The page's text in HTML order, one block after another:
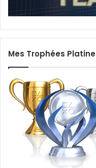
Mes Trophées Platine